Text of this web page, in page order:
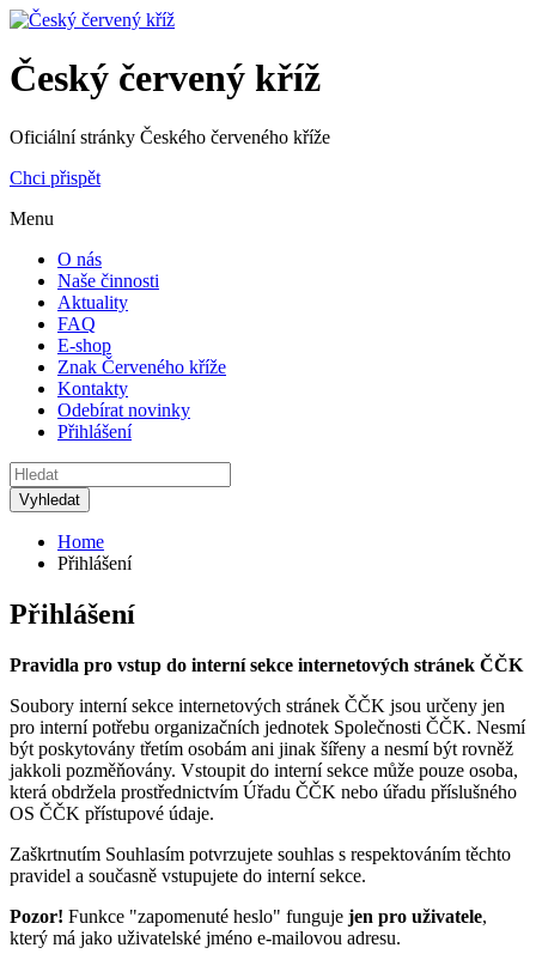
Český červený kříž
Oficiální stránky Českého červeného kříže
Chci přispět
Menu
O nás
Naše činnosti
Aktuality
FAQ
E-shop
Znak Červeného kříže
Kontakty
Odebírat novinky
Přihlášení
Home
Přihlášení
Přihlášení
Pravidla pro vstup do interní sekce internetových stránek ČČK
Soubory interní sekce internetových stránek ČČK jsou určeny jen
pro interní potřebu organizačních jednotek Společnosti ČČK. Nesmí
být poskytovány třetím osobám ani jinak šířeny a nesmí být rovněž
jakkoli pozměňovány. Vstoupit do interní sekce může pouze osoba,
která obdržela prostřednictvím Úřadu ČČK nebo úřadu příslušného
OS ČČK přístupové údaje.
Zaškrtnutím Souhlasím potvrzujete souhlas s respektováním těchto
pravidel a současně vstupujete do interní sekce.
Pozor! Funkce "zapomenuté heslo" funguje jen pro uživatele,
který má jako uživatelské jméno e-mailovou adresu.